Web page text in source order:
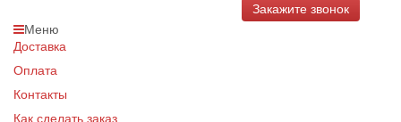
Закажите звонок
Меню
Доставка
Оплата
Контакты
Как сделать заказ